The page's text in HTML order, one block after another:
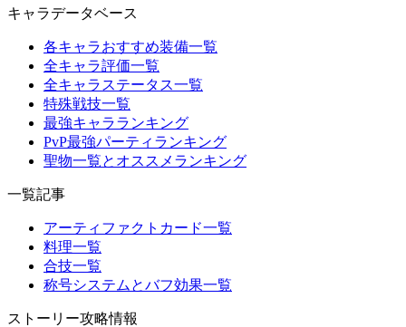
キャラデータベース
各キャラおすすめ装備一覧
全キャラ評価一覧
全キャラステータス一覧
特殊戦技一覧
最強キャラランキング
PvP最強パーティランキング
聖物一覧とオススメランキング
一覧記事
アーティファクトカード一覧
料理一覧
合技一覧
称号システムとバフ効果一覧
ストーリー攻略情報